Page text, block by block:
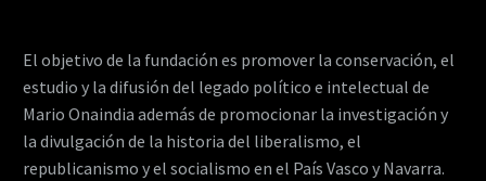
El objetivo de la fundación es promover la conservación, el
estudio y la difusión del legado político e intelectual de
Mario Onaindia además de promocionar la investigación y
la divulgación de la historia del liberalismo, el
republicanismo y el socialismo en el País Vasco y Navarra.